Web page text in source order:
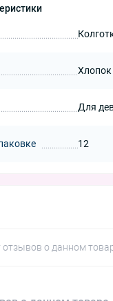
Хлопок
Для
12
отзывов о данном